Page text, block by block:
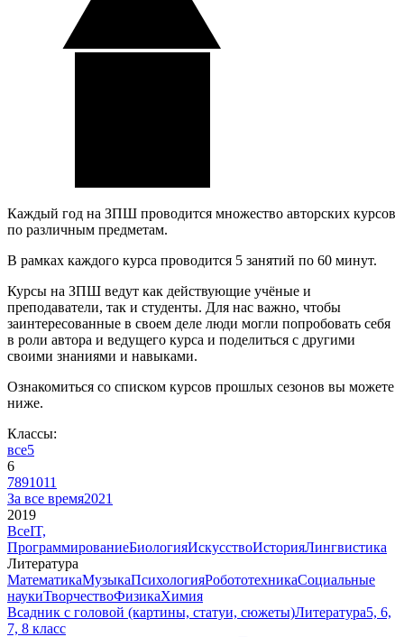
Каждый год на ЗПШ проводится множество авторских курсов
по различным предметам.
В рамках каждого курса проводится 5 занятий по 60 минут.
Курсы на ЗПШ ведут как действующие учёные и
преподаватели, так и студенты. Для нас важно, чтобы
заинтересованные в своем деле люди могли попробовать себя
в роли автора и ведущего курса и поделиться с другими
своими знаниями и навыками.
Ознакомиться со списком курсов прошлых сезонов вы можете
ниже.
Классы:
все5
6
7891011
За все время2021
2019
ВсеIT,
ПрограммированиеБиологияИскусствоИсторияЛингвистика
Литература
МатематикаМузыкаПсихологияРобототехникаСоциальные
наукиТворчествоФизикаХимия
Всадник с головой (картины, статуи, сюжеты)Литература5, 6,
7, 8 класс